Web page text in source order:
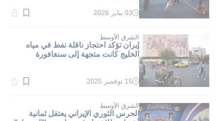
وقت
دقيقة.
03 يناير 2026
الشرق الأوسط
إيران تؤكد احتجاز ناقلة نفط في مياه
الخليج كانت متجهة إلى سنغافورة
وقت
دقيقة.
15 نوفمبر 2025
الشرق الأوسط
الحرس الثوري الإيراني يعتقل ثمانية